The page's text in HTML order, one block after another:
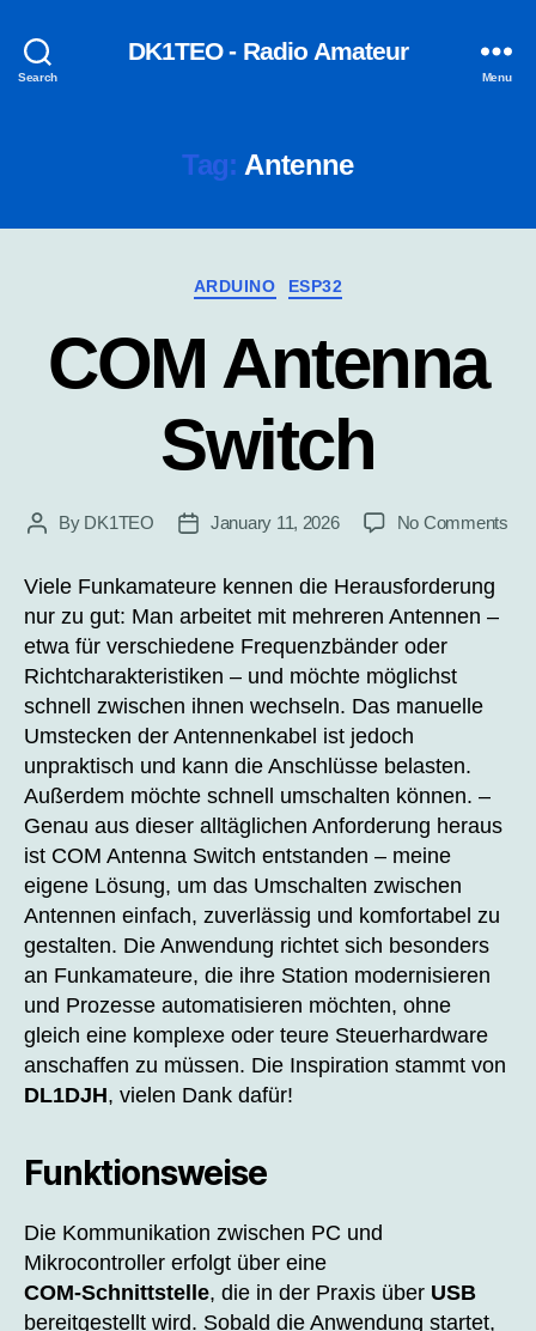
Search
DK1TEO - Radio Amateur
Menu
Tag: Antenne
Categories
ARDUINO ESP32
COM Antenna
Switch
PostBy DK1TEO
PostJanuary 11, 2026 No Commentson
Viele Funkamateure kennen die Herausforderung
nur zu gut: Man arbeitet mit mehreren Antennen –
etwa für verschiedene Frequenzbänder oder
Richtcharakteristiken – und möchte möglichst
schnell zwischen ihnen wechseln. Das manuelle
Umstecken der Antennenkabel ist jedoch
unpraktisch und kann die Anschlüsse belasten.
Außerdem möchte schnell umschalten können. –
Genau aus dieser alltäglichen Anforderung heraus
ist COM Antenna Switch entstanden – meine
eigene Lösung, um das Umschalten zwischen
Antennen einfach, zuverlässig und komfortabel zu
gestalten. Die Anwendung richtet sich besonders
an Funkamateure, die ihre Station modernisieren
und Prozesse automatisieren möchten, ohne
gleich eine komplexe oder teure Steuerhardware
anschaffen zu müssen. Die Inspiration stammt von
DL1DJH, vielen Dank dafür!
Funktionsweise
Die Kommunikation zwischen PC und
Mikrocontroller erfolgt über eine
COM‑Schnittstelle, die in der Praxis über USB
bereitgestellt wird. Sobald die Anwendung startet,